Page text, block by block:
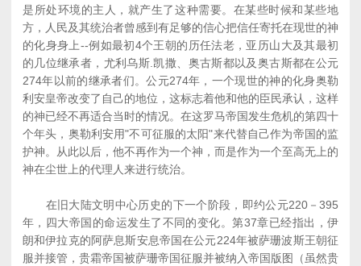
是所处环境的主人，就产生了这种需要。在某些时候和某些地
方，人民及其统治者曾感到有足够的信心把信任寄托在现世的神
的化身身上--例如最初4个王朝的历任法老，亚历山大及其最初
的几位继承者，尤利乌斯.凯撒、奥古斯都以及奥古斯都在公元
274年以前的继承者们。公元274年，一个现世的神的化身奥勒
利安皇帝改变了自己的地位，这标志着他和他的臣民承认，这样
的神已经不再适合当时的情况。在这罗马帝国发生危机的第四十
个年头，奥勒利安用"不可征服的太阳"来代替自己作为帝国的监
护神。从此以后，他不再作为一个神，而是作为一个至高无上的
神在尘世上的代理人来进行统治。
在旧大陆文明中心历史的下一个阶段，即约公元220－395
年，四大帝国的命运发生了不同的变化。第37章已经指出，伊
朗和伊拉克的阿萨息斯安息帝国在公元224年被萨珊波斯王朝征
服并接管，贵霜帝国被萨珊帝国征服并被纳入帝国版图（虽然贵